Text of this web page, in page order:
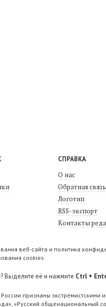
СПРАВКА
О нас
Обратная связь
Логотип
RSS-экспорт
Контакты
веб-сайта и политика
cookies
Выделите её и нажмите Ctrl +
России признаны
«Русский общенациональный